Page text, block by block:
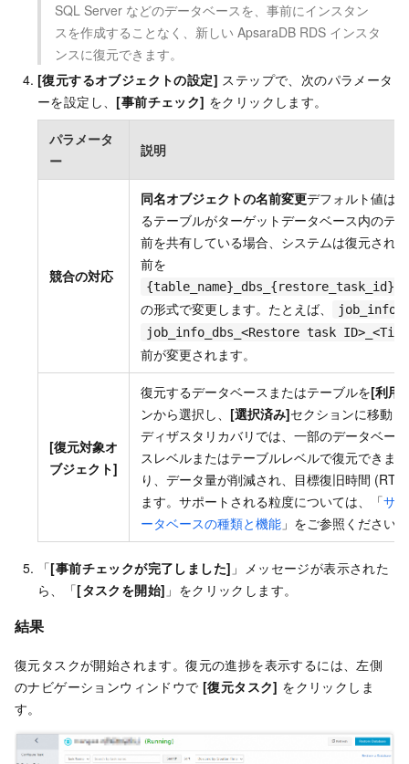
SQL Server などのデータベースを、事前にインスタン
スを作成することなく、新しい ApsaraDB RDS インスタ
ンスに復元できます。
[復元するオブジェクトの設定] ステップで、次のパラメータ
ーを設定し、 [事前チェック] をクリックします。
パラメータ
ー
説明
競合の対応
同名オブジェクトの名前変更デフォルト値は
るテーブルがターゲットデータベース内のテ
前を共有している場合、システムは復元され
前を
の形式で変更します。たとえば、 job_info
job_info_dbs_<Restore task
前が変更されます。
[復元対象オ
ブジェクト]
復元するデータベースまたはテーブルを[利用
ンから選択し、 [選択済み]セクションに移動
ディザスタリカバリでは、一部のデータベー
スレベルまたはテーブルレベルで復元できま
り、データ量が削減され、目標復旧時間
ます。サポートされる粒度については、「サ
ータベースの種類と機能 」をご参照ください。
「[事前チェックが完了しました] 」メッセージが表示された
ら、「[タスクを開始] 」をクリックします。
結果
復元タスクが開始されます。復元の進捗を表示するには、左側
のナビゲーションウィンドウで [復元タスク] をクリックしま
す。